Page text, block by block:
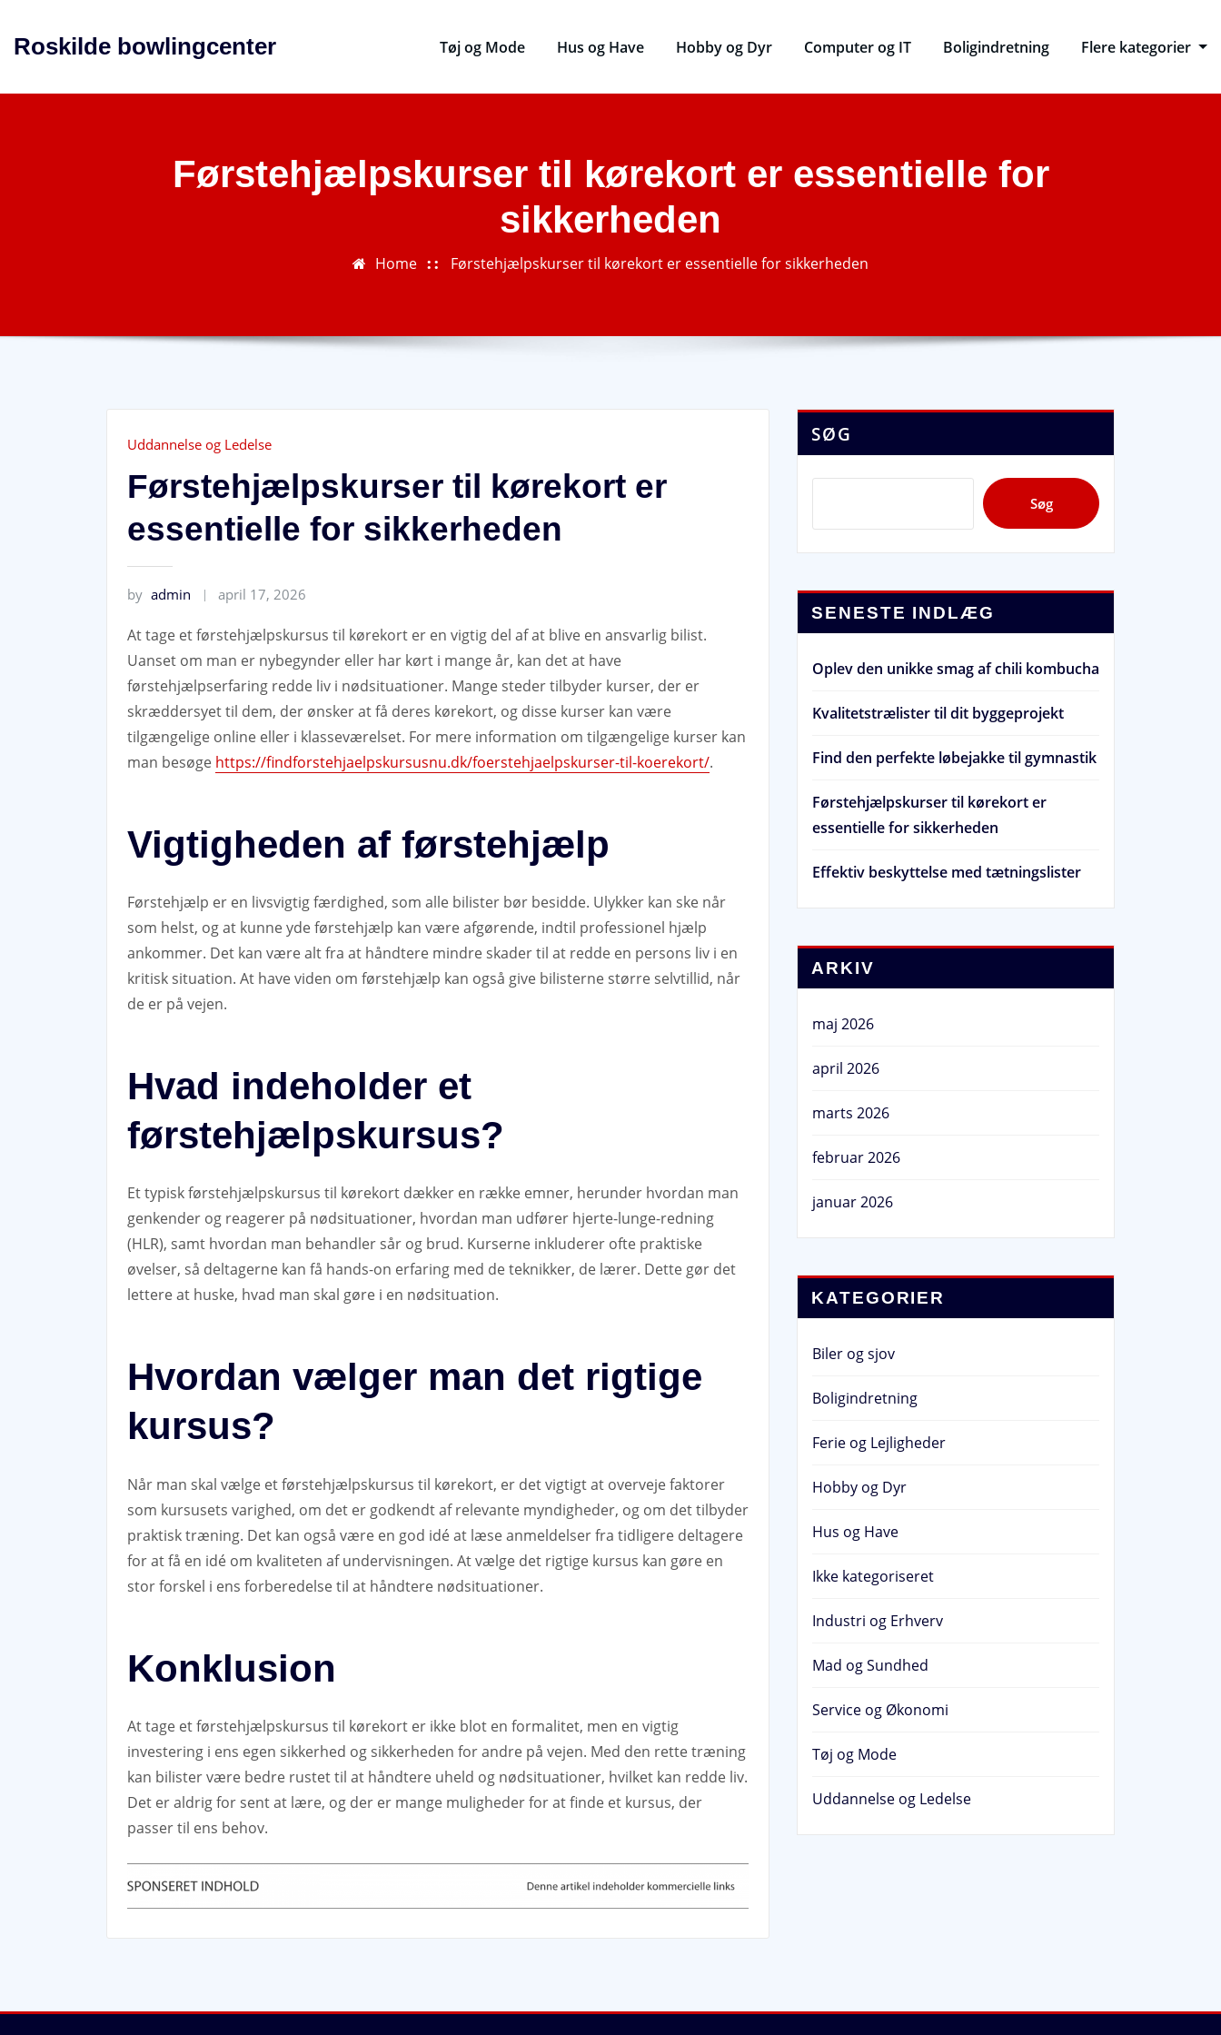
Roskilde bowlingcenter Tøj og Mode Hus og Have Hobby og Dyr Computer og IT Boligindretning Flere kategorier
Førstehjælpskurser til kørekort er essentielle for
sikkerheden
Home Førstehjælpskurser til kørekort er essentielle for sikkerheden
Uddannelse og Ledelse
Førstehjælpskurser til kørekort er
essentielle for sikkerheden
by admin april 17, 2026
At tage et førstehjælpskursus til kørekort er en vigtig del af at blive en ansvarlig bilist.
Uanset om man er nybegynder eller har kørt i mange år, kan det at have
førstehjælpserfaring redde liv i nødsituationer. Mange steder tilbyder kurser, der er
skræddersyet til dem, der ønsker at få deres kørekort, og disse kurser kan være
tilgængelige online eller i klasseværelset. For mere information om tilgængelige kurser kan
man besøge https://findforstehjaelpskursusnu.dk/foerstehjaelpskurser-til-koerekort/.
Vigtigheden af førstehjælp
Førstehjælp er en livsvigtig færdighed, som alle bilister bør besidde. Ulykker kan ske når
som helst, og at kunne yde førstehjælp kan være afgørende, indtil professionel hjælp
ankommer. Det kan være alt fra at håndtere mindre skader til at redde en persons liv i en
kritisk situation. At have viden om førstehjælp kan også give bilisterne større selvtillid, når
de er på vejen.
Hvad indeholder et
førstehjælpskursus?
Et typisk førstehjælpskursus til kørekort dækker en række emner, herunder hvordan man
genkender og reagerer på nødsituationer, hvordan man udfører hjerte-lunge-redning
(HLR), samt hvordan man behandler sår og brud. Kurserne inkluderer ofte praktiske
øvelser, så deltagerne kan få hands-on erfaring med de teknikker, de lærer. Dette gør det
lettere at huske, hvad man skal gøre i en nødsituation.
Hvordan vælger man det rigtige
kursus?
Når man skal vælge et førstehjælpskursus til kørekort, er det vigtigt at overveje faktorer
som kursusets varighed, om det er godkendt af relevante myndigheder, og om det tilbyder
praktisk træning. Det kan også være en god idé at læse anmeldelser fra tidligere deltagere
for at få en idé om kvaliteten af undervisningen. At vælge det rigtige kursus kan gøre en
stor forskel i ens forberedelse til at håndtere nødsituationer.
Konklusion
At tage et førstehjælpskursus til kørekort er ikke blot en formalitet, men en vigtig
investering i ens egen sikkerhed og sikkerheden for andre på vejen. Med den rette træning
kan bilister være bedre rustet til at håndtere uheld og nødsituationer, hvilket kan redde liv.
Det er aldrig for sent at lære, og der er mange muligheder for at finde et kursus, der
passer til ens behov.
SØG
Søg
SENESTE INDLÆG
Oplev den unikke smag af chili kombucha
Kvalitetstrælister til dit byggeprojekt
Find den perfekte løbejakke til gymnastik
Førstehjælpskurser til kørekort er
essentielle for sikkerheden
Effektiv beskyttelse med tætningslister
ARKIV
maj 2026
april 2026
marts 2026
februar 2026
januar 2026
KATEGORIER
Biler og sjov
Boligindretning
Ferie og Lejligheder
Hobby og Dyr
Hus og Have
Ikke kategoriseret
Industri og Erhverv
Mad og Sundhed
Service og Økonomi
Tøj og Mode
Uddannelse og Ledelse